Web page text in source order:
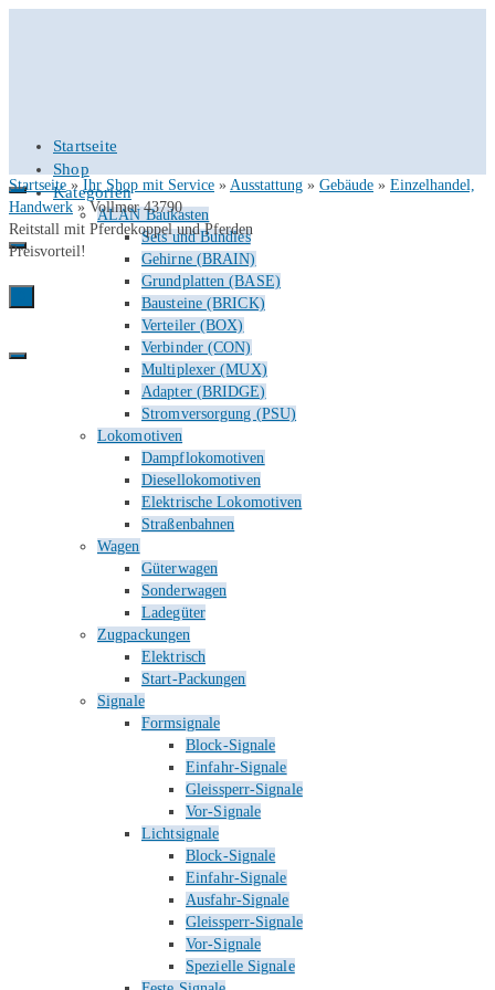
Startseite
Shop
Kategorien
ALAN Baukasten
Sets und Bundles
Gehirne (BRAIN)
Grundplatten (BASE)
Bausteine (BRICK)
Verteiler (BOX)
Verbinder (CON)
Multiplexer (MUX)
Adapter (BRIDGE)
Stromversorgung (PSU)
Lokomotiven
Dampflokomotiven
Diesellokomotiven
Elektrische Lokomotiven
Straßenbahnen
Wagen
Güterwagen
Sonderwagen
Ladegüter
Zugpackungen
Elektrisch
Start-Packungen
Signale
Formsignale
Block-Signale
Einfahr-Signale
Gleissperr-Signale
Vor-Signale
Lichtsignale
Block-Signale
Einfahr-Signale
Ausfahr-Signale
Gleissperr-Signale
Vor-Signale
Spezielle Signale
Startseite » Ihr Shop mit Service » Ausstattung » Gebäude » Einzelhandel,
Handwerk » Vollmer 43790
Reitstall mit Pferdekoppel und Pferden
Preisvorteil!